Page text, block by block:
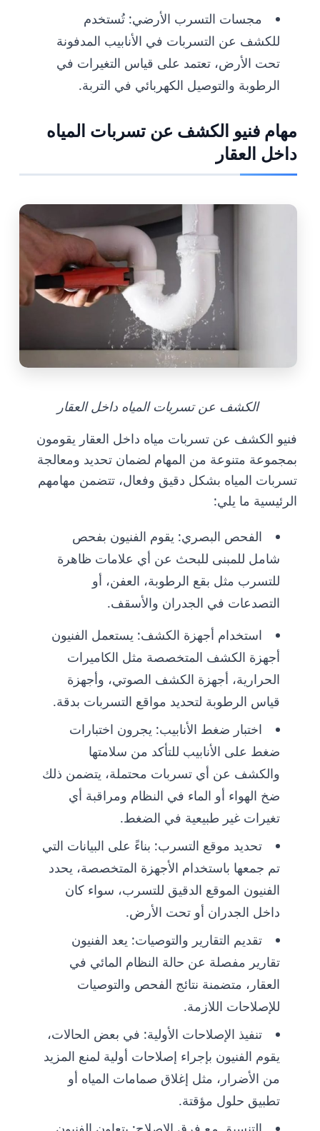
مجسات التسرب الأرضي: تُستخدم
للكشف عن التسربات في الأنابيب المدفونة
تحت الأرض، تعتمد على قياس التغيرات في
الرطوبة والتوصيل الكهربائي في التربة.
مهام فنيو الكشف عن تسربات المياه
داخل العقار
الكشف عن تسربات المياه داخل العقار
فنيو الكشف عن تسربات مياه داخل العقار يقومون
بمجموعة متنوعة من المهام لضمان تحديد ومعالجة
تسربات المياه بشكل دقيق وفعال، تتضمن مهامهم
الرئيسية ما يلي:
الفحص البصري: يقوم الفنيون بفحص
شامل للمبنى للبحث عن أي علامات ظاهرة
للتسرب مثل بقع الرطوبة، العفن، أو
التصدعات في الجدران والأسقف.
استخدام أجهزة الكشف: يستعمل الفنيون
أجهزة الكشف المتخصصة مثل الكاميرات
الحرارية، أجهزة الكشف الصوتي، وأجهزة
قياس الرطوبة لتحديد مواقع التسربات بدقة.
اختبار ضغط الأنابيب: يجرون اختبارات
ضغط على الأنابيب للتأكد من سلامتها
والكشف عن أي تسربات محتملة، يتضمن ذلك
ضخ الهواء أو الماء في النظام ومراقبة أي
تغيرات غير طبيعية في الضغط.
تحديد موقع التسرب: بناءً على البيانات التي
تم جمعها باستخدام الأجهزة المتخصصة، يحدد
الفنيون الموقع الدقيق للتسرب، سواء كان
داخل الجدران أو تحت الأرض.
تقديم التقارير والتوصيات: يعد الفنيون
تقارير مفصلة عن حالة النظام المائي في
العقار، متضمنة نتائج الفحص والتوصيات
للإصلاحات اللازمة.
تنفيذ الإصلاحات الأولية: في بعض الحالات،
يقوم الفنيون بإجراء إصلاحات أولية لمنع المزيد
من الأضرار، مثل إغلاق صمامات المياه أو
تطبيق حلول مؤقتة.